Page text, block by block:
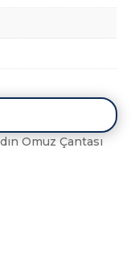
Omuz Çantası